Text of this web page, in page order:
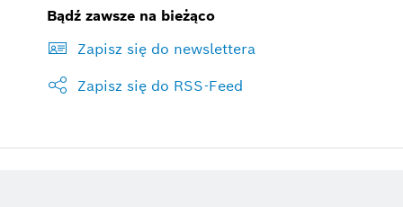
Bądź zawsze na bieżąco
Zapisz się do newslettera
Zapisz się do RSS-Feed